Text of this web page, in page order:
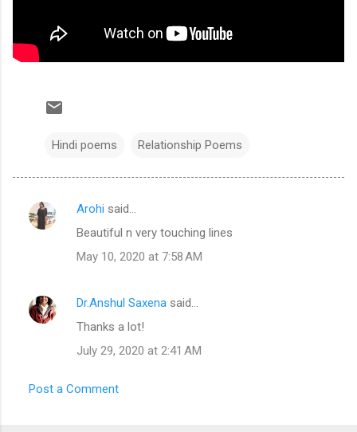
Hindi poems Relationship Poems
C
e
Arohi said…
Beautiful n very touching lines
May 10, 2020 at 7:58 AM
Dr.Anshul Saxena said…
Thanks a lot!
July 29, 2020 at 2:41 AM
Post a Comment